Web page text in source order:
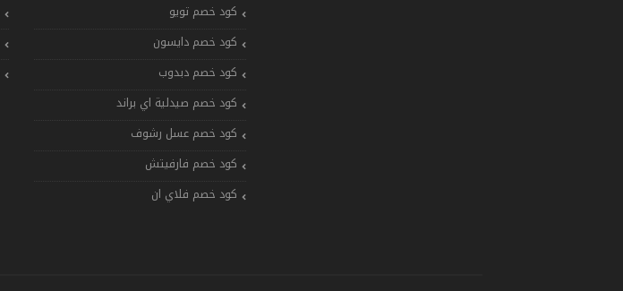
كود خصم تويو
كود خصم دايسون
كود خصم دبدوب
كود خصم صيدلية اي براند
كود خصم عسل رشوف
كود خصم فارفيتش
كود خصم فلاي ان